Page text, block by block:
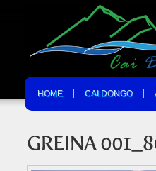
HOME CAI DONGO